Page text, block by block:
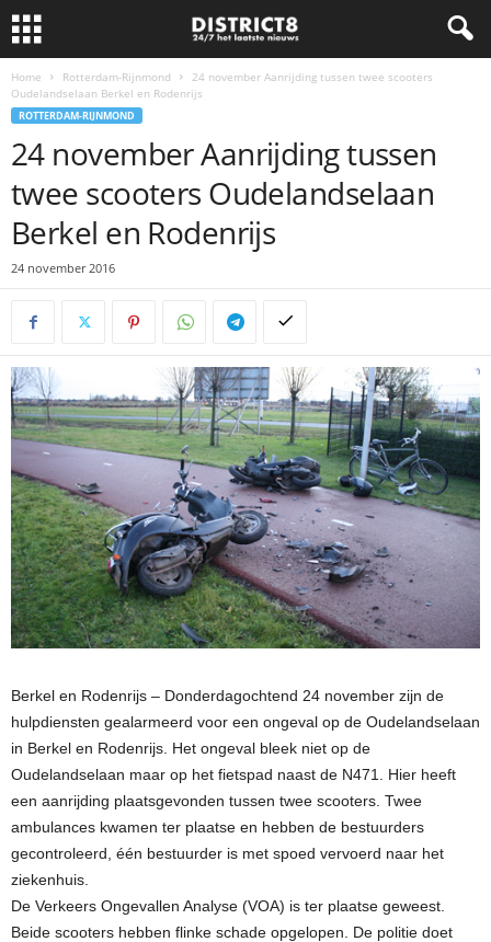
Home Rotterdam-Rijnmond
24 november Aanrijding tussen twee scooters
Oudelandselaan Berkel en Rodenrijs
ROTTERDAM-RIJNMOND
24 november Aanrijding tussen
twee scooters Oudelandselaan
Berkel en Rodenrijs
24 november 2016
Berkel en Rodenrijs – Donderdagochtend 24 november zijn de
hulpdiensten gealarmeerd voor een ongeval op de Oudelandselaan
in Berkel en Rodenrijs. Het ongeval bleek niet op de
Oudelandselaan maar op het fietspad naast de N471. Hier heeft
een aanrijding plaatsgevonden tussen twee scooters. Twee
ambulances kwamen ter plaatse en hebben de bestuurders
gecontroleerd, één bestuurder is met spoed vervoerd naar het
ziekenhuis.
De Verkeers Ongevallen Analyse (VOA) is ter plaatse geweest.
Beide scooters hebben flinke schade opgelopen. De politie doet